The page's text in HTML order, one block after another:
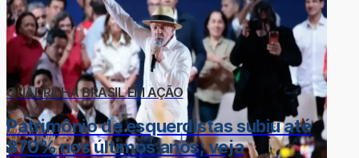
QUADRILHA BRASIL EM AÇÃO
Patrimônio de esquerdistas subiu até
870% nos últimos anos; veja